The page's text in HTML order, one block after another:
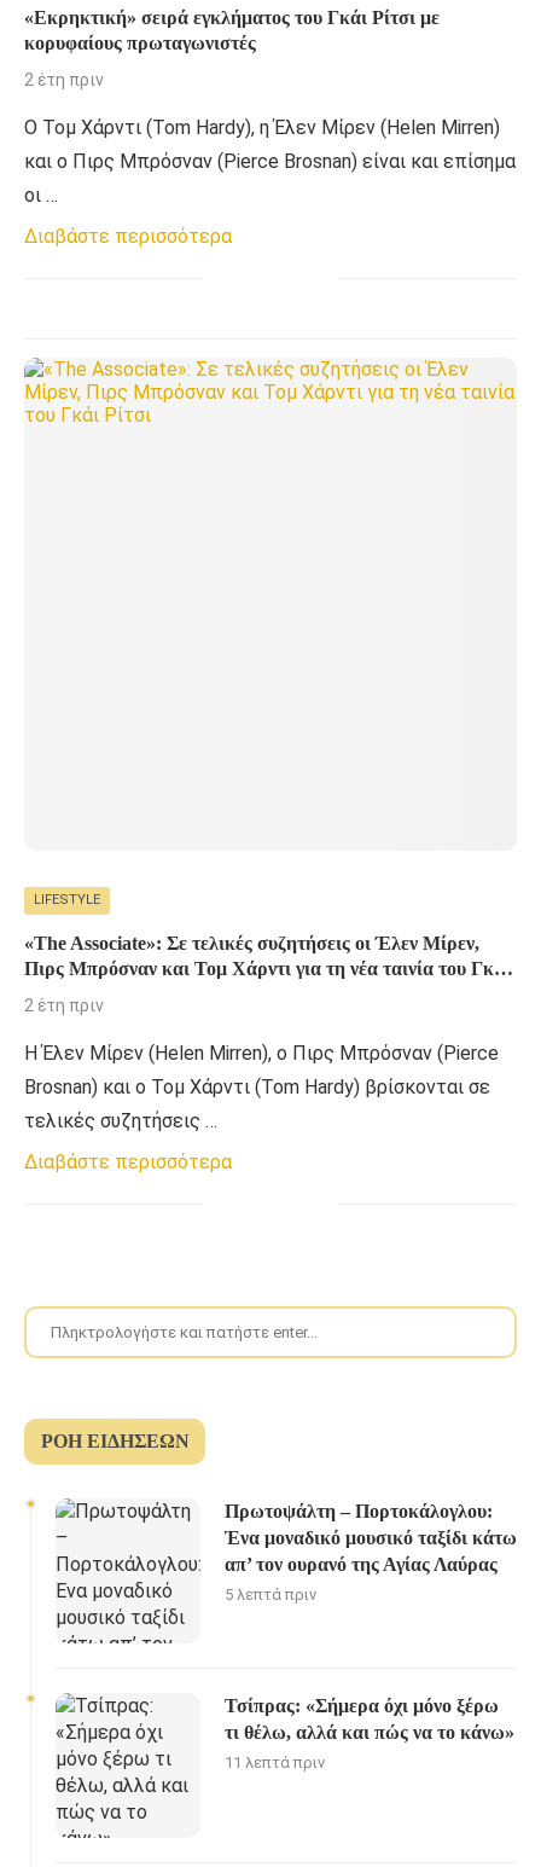
«Εκρηκτική» σειρά εγκλήματος του Γκάι Ρίτσι με
κορυφαίους πρωταγωνιστές
2 έτη πριν
Ο Τομ Χάρντι (Tom Hardy), η Έλεν Μίρεν (Helen Mirren)
και ο Πιρς Μπρόσναν (Pierce Brosnan) είναι και επίσημα
οι …
Διαβάστε περισσότερα
LIFESTYLE
«The Associate»: Σε τελικές συζητήσεις oι Έλεν Μίρεν,
Πιρς Μπρόσναν και Τομ Χάρντι για τη νέα ταινία του Γκάι
Ρίτσι
2 έτη πριν
H Έλεν Μίρεν (Helen Mirren), ο Πιρς Μπρόσναν (Pierce
Brosnan) και ο Τομ Χάρντι (Tom Hardy) βρίσκονται σε
τελικές συζητήσεις …
Διαβάστε περισσότερα
ΡΟΉ ΕΙΔΉΣΕΩΝ
Πρωτοψάλτη – Πορτοκάλογλου:
Ένα μοναδικό μουσικό ταξίδι κάτω
απ’ τον ουρανό της Αγίας Λαύρας
5 λεπτά πριν
Τσίπρας: «Σήμερα όχι μόνο ξέρω
τι θέλω, αλλά και πώς να το κάνω»
11 λεπτά πριν